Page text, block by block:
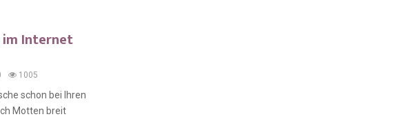
im Internet
1005
schon bei Ihren
Motten breit